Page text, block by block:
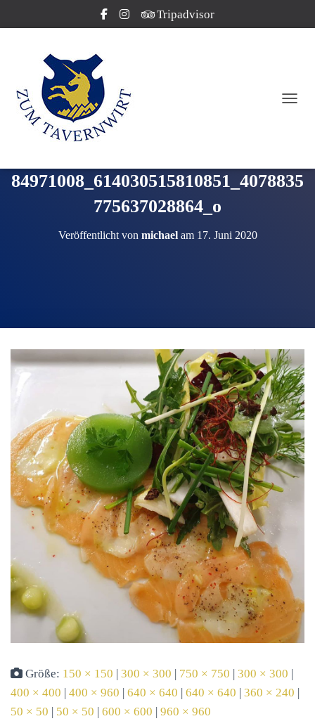
Tripadvisor
84971008_614030515810851_4078835
775637028864_o
Veröffentlicht von michaelam 17. Juni 2020
Größe: 150 × 150 | 300 × 300 | 750 × 750 | 300 × 300 |
400 × 400 | 400 × 960 | 640 × 640 | 640 × 640 | 360 × 240 |
50 × 50 | 50 × 50 | 600 × 600 | 960 × 960